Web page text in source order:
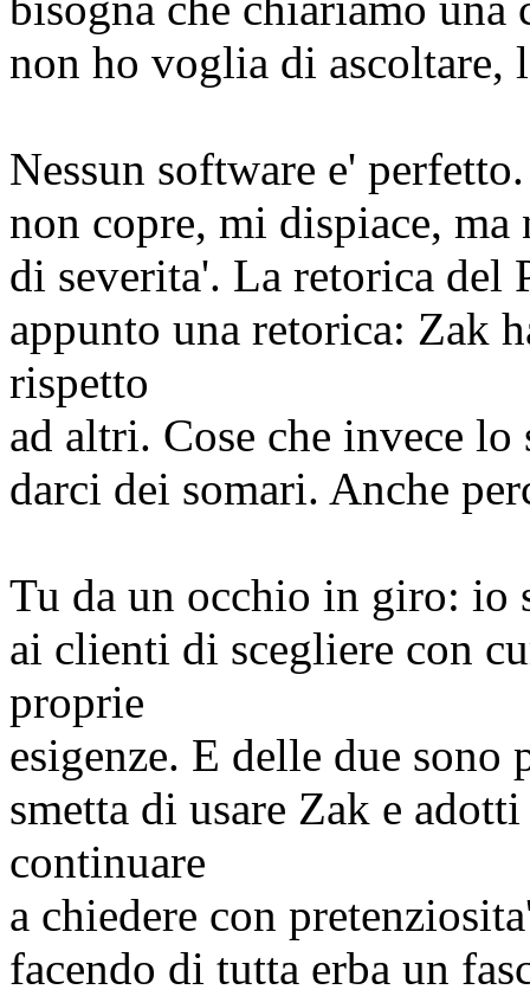
non ho voglia di ascoltare,
Nessun software e'
non copre, mi dispiace, ma
di severita'. La retorica del
appunto una retorica: Zak
rispetto
ad altri. Cose che invece
darci dei somari. Anche
Tu da un occhio in giro: io
ai clienti di scegliere con
proprie
esigenze. E delle due
smetta di usare Zak e
continuare
a chiedere con
facendo di tutta erba un